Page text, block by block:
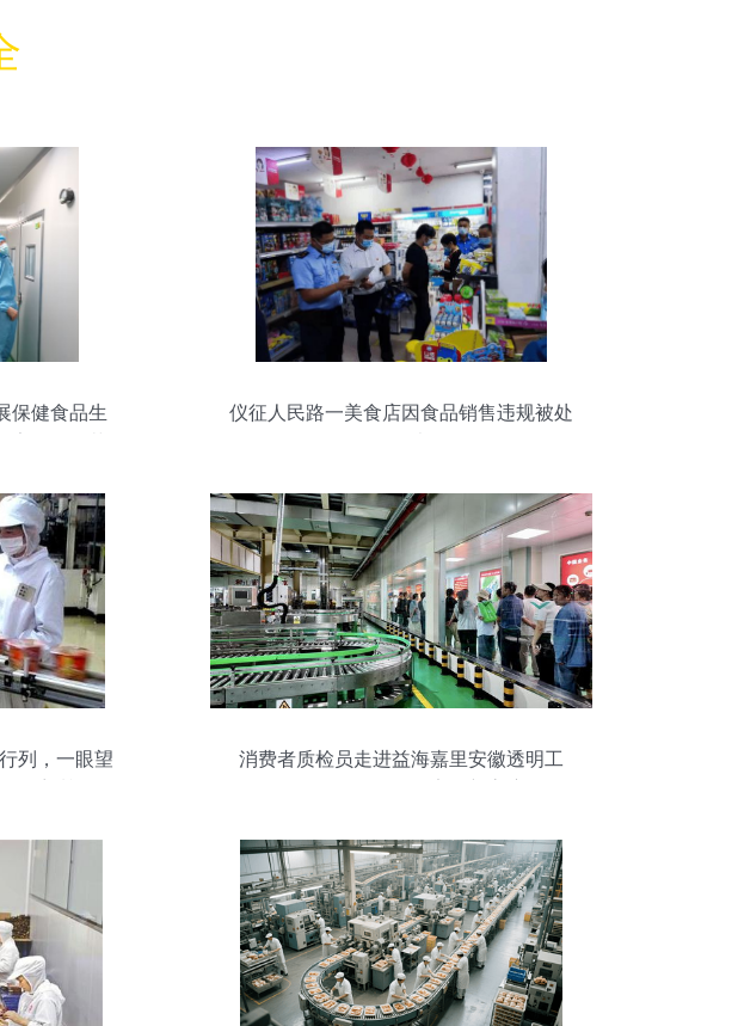
保健食品生
仪征人民路一美食店因食品销售违规被处
列，一眼望
消费者质检员走进益海嘉里安徽透明工